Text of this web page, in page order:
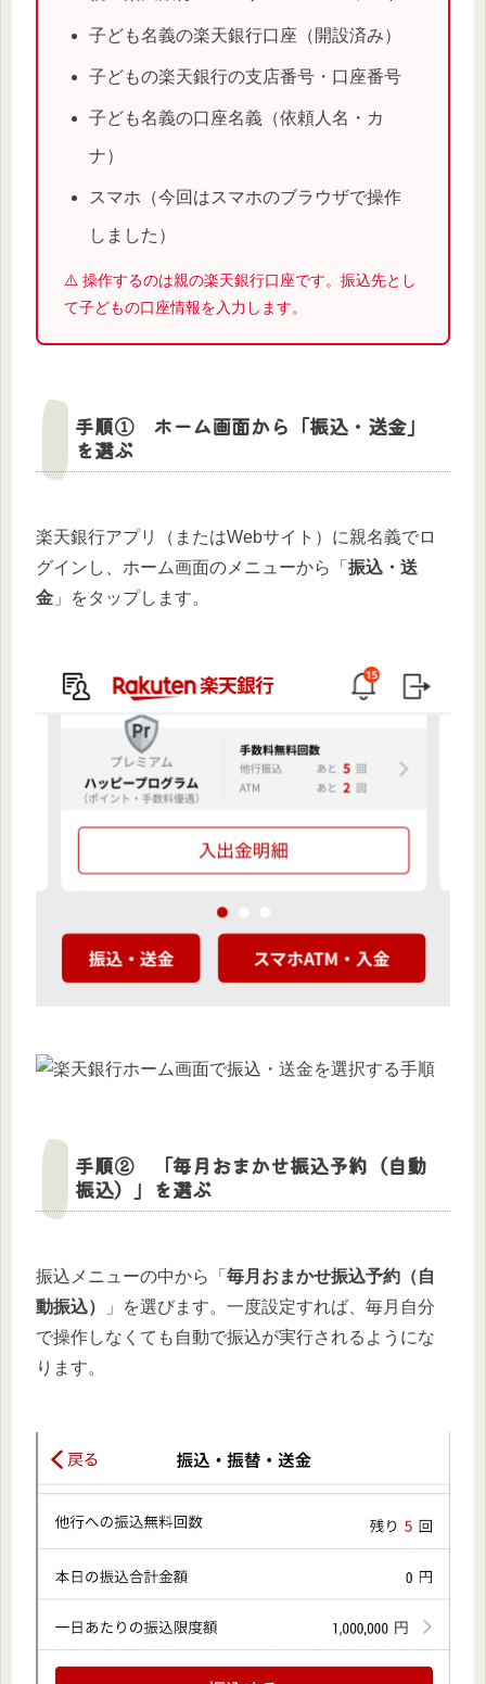
子ども名義の楽天銀行口座（開設済み）
子どもの楽天銀行の支店番号・口座番号
子ども名義の口座名義（依頼人名・カ
ナ）
スマホ（今回はスマホのブラウザで操作
しました）
⚠️ 操作するのは親の楽天銀行口座です。振込先とし
て子どもの口座情報を入力します。
手順① ホーム画面から「振込・送金」
を選ぶ
楽天銀行アプリ（またはWebサイト）に親名義でロ
グインし、ホーム画面のメニューから「 振込・送
金 」をタップします。
手順② 「毎月おまかせ振込予約（自動
振込）」を選ぶ
振込メニューの中から「 毎月おまかせ振込予約（自
動振込）
」を選びます。一度設定すれば、毎月自分
で操作しなくても自動で振込が実行されるようにな
ります。